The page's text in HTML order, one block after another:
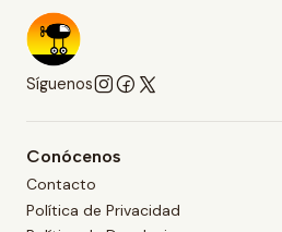
Síguenos
Conócenos
Contacto
Política de Privacidad